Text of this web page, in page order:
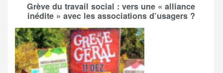
Grève du travail social : vers une « alliance
inédite » avec les associations d’usagers ?